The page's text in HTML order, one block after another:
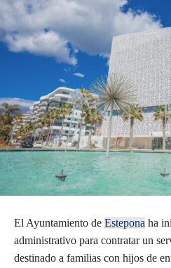
El Ayuntamiento de Estepona ha
administrativo para contratar un
destinado a familias con hijos de